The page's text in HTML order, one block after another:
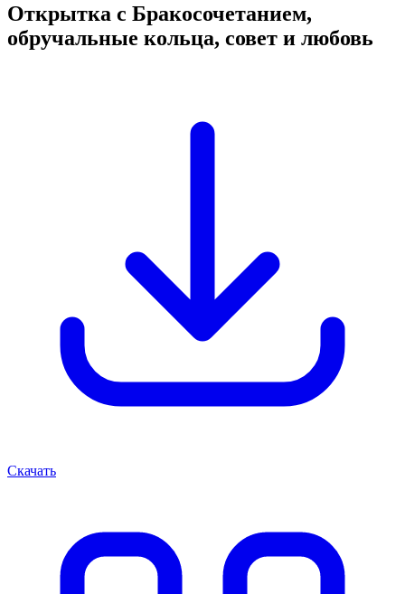
Открытка с Бракосочетанием,
обручальные кольца, совет и любовь
Скачать